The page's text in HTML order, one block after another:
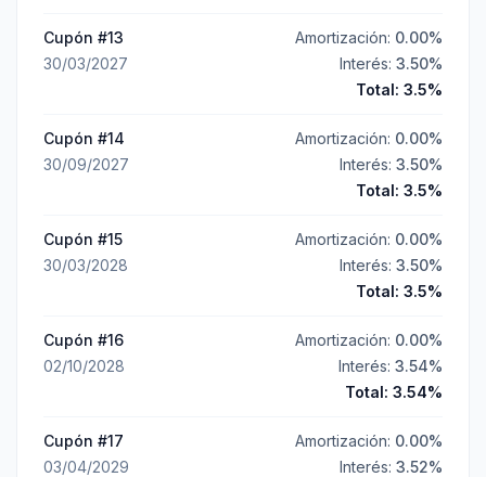
Cupón #13
30/03/2027
Amortización: 0.00%
Interés: 3.50%
Total: 3.5%
Cupón #14
30/09/2027
Amortización: 0.00%
Interés: 3.50%
Total: 3.5%
Cupón #15
30/03/2028
Amortización: 0.00%
Interés: 3.50%
Total: 3.5%
Cupón #16
02/10/2028
Amortización: 0.00%
Interés: 3.54%
Total: 3.54%
Cupón #17
03/04/2029
Amortización: 0.00%
Interés: 3.52%